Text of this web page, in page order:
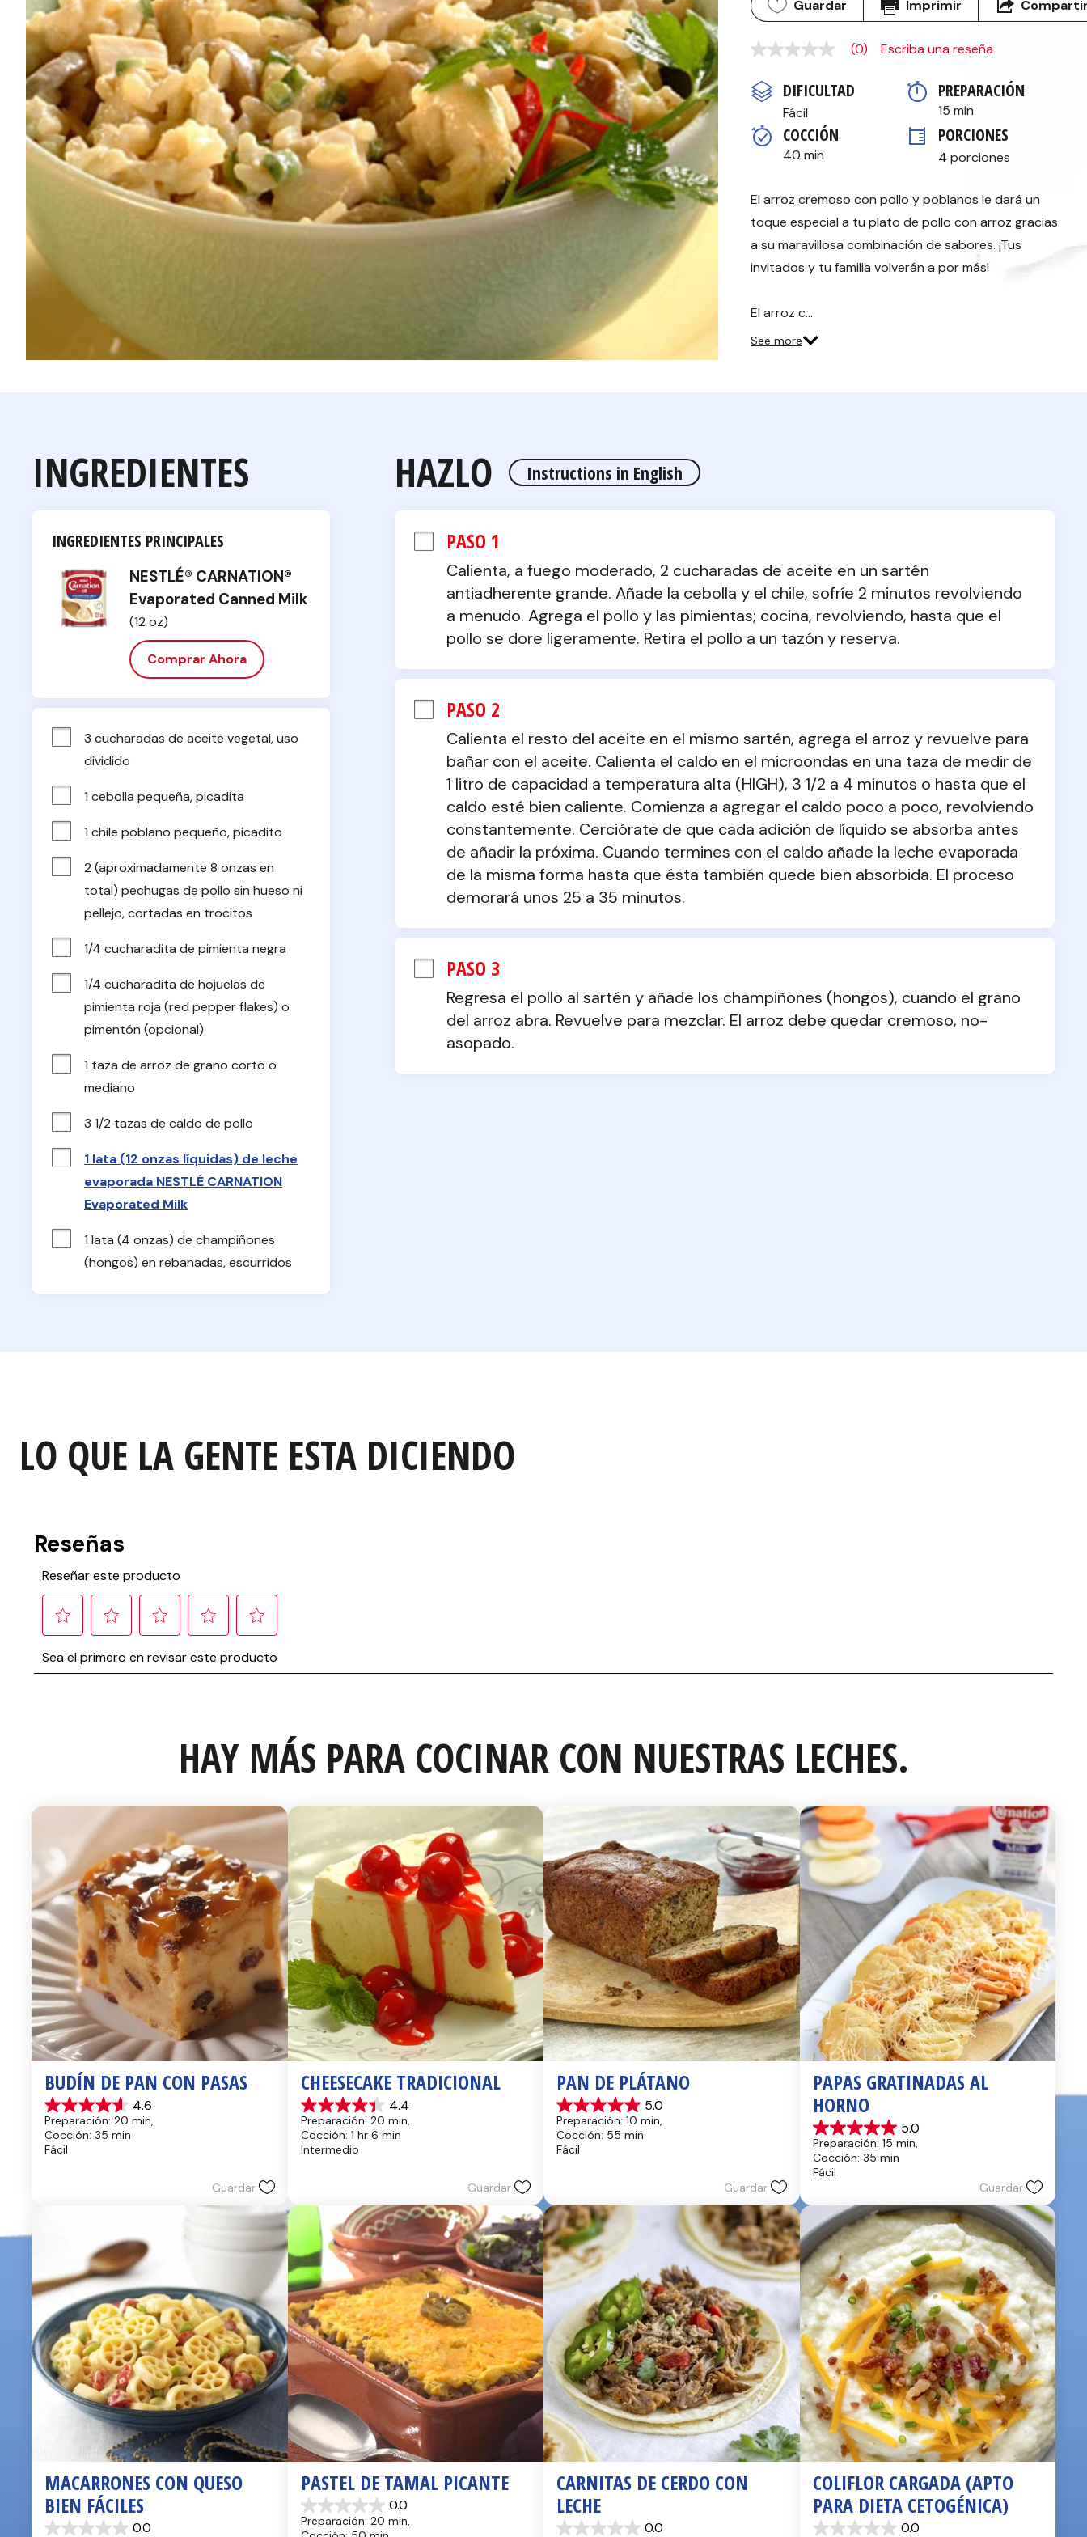
Guardar Imprimir
Sin
Enlace
en
misma
página.
(0) Escriba una reseña
DIFICULTAD
Fácil
PREPARACIÓN
15 min
COCCIÓN
40 min
PORCIONES
4 porciones
El arroz cremoso con pollo y poblanos le dará un
toque especial a tu plato de pollo con arroz gracias
a su maravillosa combinación de sabores. ¡Tus
invitados y tu familia volverán a por más!
El arroz c…
See more
INGREDIENTES
INGREDIENTES PRINCIPALES
NESTLÉ® CARNATION®
Evaporated Canned Milk
(12 oz)
Comprar Ahora
3 cucharadas de aceite vegetal, uso
dividido
1 cebolla pequeña, picadita
1 chile poblano pequeño, picadito
2 (aproximadamente 8 onzas en
total) pechugas de pollo sin hueso ni
pellejo, cortadas en trocitos
1/4 cucharadita de pimienta negra
1/4 cucharadita de hojuelas de
pimienta roja (red pepper flakes) o
pimentón (opcional)
1 taza de arroz de grano corto o
mediano
3 1/2 tazas de caldo de pollo
1 lata (12 onzas líquidas) de leche
evaporada NESTLÉ CARNATION
Evaporated Milk
1 lata (4 onzas) de champiñones
(hongos) en rebanadas, escurridos
HAZLO Instructions in English
PASO 1
Calienta, a fuego moderado, 2 cucharadas de aceite en un sartén
antiadherente grande. Añade la cebolla y el chile, sofríe 2 minutos revolviendo
a menudo. Agrega el pollo y las pimientas; cocina, revolviendo, hasta que el
pollo se dore ligeramente. Retira el pollo a un tazón y reserva.
PASO 2
Calienta el resto del aceite en el mismo sartén, agrega el arroz y revuelve para
bañar con el aceite. Calienta el caldo en el microondas en una taza de medir de
1 litro de capacidad a temperatura alta (HIGH), 3 1/2 a 4 minutos o hasta que el
caldo esté bien caliente. Comienza a agregar el caldo poco a poco, revolviendo
constantemente. Cerciórate de que cada adición de líquido se absorba antes
de añadir la próxima. Cuando termines con el caldo añade la leche evaporada
de la misma forma hasta que ésta también quede bien absorbida. El proceso
demorará unos 25 a 35 minutos.
PASO 3
Regresa el pollo al sartén y añade los champiñones (hongos), cuando el grano
del arroz abra. Revuelve para mezclar. El arroz debe quedar cremoso, no-
asopado.
LO QUE LA GENTE ESTA DICIENDO
HAY MÁS PARA COCINAR CON NUESTRAS LECHES.
BUDÍN DE PAN CON PASAS
4.6
4.6
de
5
estrellas.
Preparación: 20 min,
Cocción: 35 min
Fácil
Guardar
CHEESECAKE TRADICIONAL
4.4
4.4
de
5
estrellas.
Preparación: 20 min,
Cocción: 1 hr 6 min
Intermedio
Guardar
PAN DE PLÁTANO
5.0
5.0
de
5
estrellas.
Preparación: 10 min,
Cocción: 55 min
Fácil
Guardar
PAPAS GRATINADAS AL
HORNO
5.0
5.0
de
5
estrellas.
reseñas
Preparación: 15 min,
Cocción: 35 min
Fácil
Guardar
MACARRONES CON QUESO
BIEN FÁCILES
0.0
PASTEL DE TAMAL PICANTE
0.0
0.0
de
Preparación: 20 min,
CARNITAS DE CERDO CON
LECHE
0.0
COLIFLOR CARGADA (APTO
PARA DIETA CETOGÉNICA)
0.0